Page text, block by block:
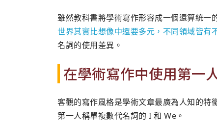
雖然教科書將學術寫作形容成一個還算統一
世界其實比想像中還要多元，不同領域皆有
名詞的使用差異。
在學術寫作中使用第一
客觀的寫作風格是學術文章最廣為人知的特
第一人稱單複數代名詞的 I 和 We。